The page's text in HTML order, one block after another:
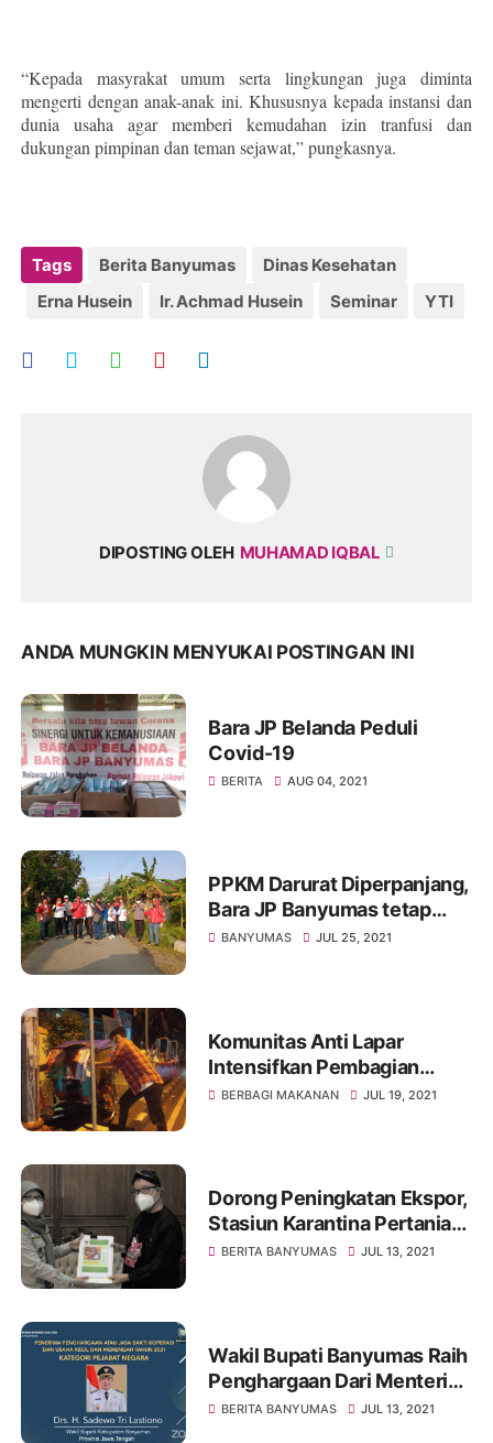
“Kepada masyrakat umum serta lingkungan juga diminta
mengerti dengan anak-anak ini. Khususnya kepada instansi dan
dunia usaha agar memberi kemudahan izin tranfusi dan
dukungan pimpinan dan teman sejawat,” pungkasnya.
Tags Berita Banyumas
Dinas Kesehatan
Erna Husein
Ir. Achmad Husein Seminar YTI
DIPOSTING OLEH MUHAMAD IQBAL
ANDA MUNGKIN MENYUKAI POSTINGAN INI
Bara JP Belanda Peduli
Covid-19
BERITA AUG 04, 2021
PPKM Darurat Diperpanjang,
Bara JP Banyumas tetap
Intens Turun Ditengah
BANYUMAS JUL 25, 2021
Komunitas Anti Lapar
Intensifkan Pembagian
Makanan Selama PPKM
BERBAGI MAKANAN JUL 19, 2021
Dorong Peningkatan Ekspor,
Stasiun Karantina Pertanian
Cilacap Temui Bupati
BERITA BANYUMAS JUL 13, 2021
Wakil Bupati Banyumas Raih
Penghargaan Dari Menteri
Koperasi dan UKM
BERITA BANYUMAS JUL 13, 2021